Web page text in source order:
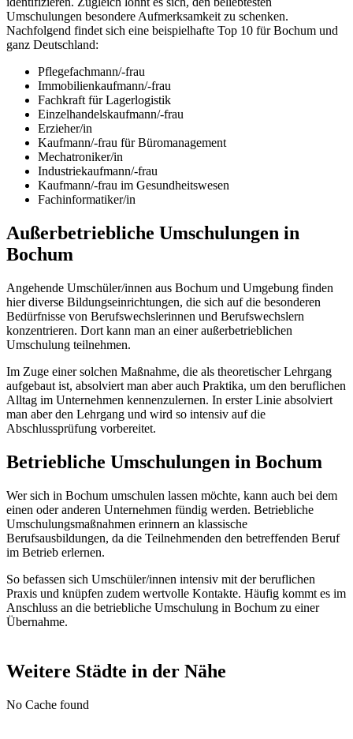
Umschulungen besondere Aufmerksamkeit zu schenken.
Nachfolgend findet sich eine beispielhafte Top 10 für Bochum und
ganz Deutschland:
Pflegefachmann/-frau
Immobilienkaufmann/-frau
Fachkraft für Lagerlogistik
Einzelhandelskaufmann/-frau
Erzieher/in
Kaufmann/-frau für Büromanagement
Mechatroniker/in
Industriekaufmann/-frau
Kaufmann/-frau im Gesundheitswesen
Fachinformatiker/in
Außerbetriebliche Umschulungen in
Bochum
Angehende Umschüler/innen aus Bochum und Umgebung finden
hier diverse Bildungseinrichtungen, die sich auf die besonderen
Bedürfnisse von Berufswechslerinnen und Berufswechslern
konzentrieren. Dort kann man an einer außerbetrieblichen
Umschulung teilnehmen.
Im Zuge einer solchen Maßnahme, die als theoretischer Lehrgang
aufgebaut ist, absolviert man aber auch Praktika, um den beruflichen
Alltag im Unternehmen kennenzulernen. In erster Linie absolviert
man aber den Lehrgang und wird so intensiv auf die
Abschlussprüfung vorbereitet.
Betriebliche Umschulungen in Bochum
Wer sich in Bochum umschulen lassen möchte, kann auch bei dem
einen oder anderen Unternehmen fündig werden. Betriebliche
Umschulungsmaßnahmen erinnern an klassische
Berufsausbildungen, da die Teilnehmenden den betreffenden Beruf
im Betrieb erlernen.
So befassen sich Umschüler/innen intensiv mit der beruflichen
Praxis und knüpfen zudem wertvolle Kontakte. Häufig kommt es im
Anschluss an die betriebliche Umschulung in Bochum zu einer
Übernahme.
Weitere Städte in der Nähe
No Cache found